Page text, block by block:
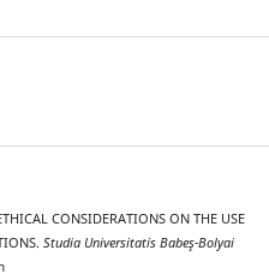
CONSIDERATIONS ON THE USE
Studia Universitatis Babeş-Bolyai